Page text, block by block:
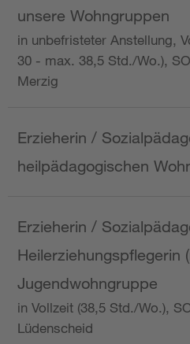
unsere Wohngruppen
in unbefristeter Anstellung,
30 - max. 38,5 Std./Wo.),
Merzig
Erzieherin /
heilpädagogischen
Erzieherin /
Heilerziehungspflegerin
Jugendwohngruppe
in Vollzeit (38,5 Std./Wo.),
Lüdenscheid